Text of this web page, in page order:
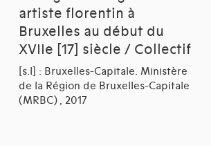
artiste florentin à
Bruxelles au début du
XVIIe [17] siècle / Collectif
[s.l] : Bruxelles-Capitale. Ministère
de la Région de Bruxelles-Capitale
(MRBC) , 2017